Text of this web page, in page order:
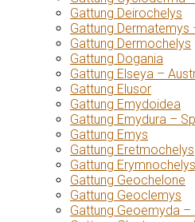
Gattung Deirochelys
Gattung
Gattung Dermochelys
Gattung Dogania
Gattung Elseya –
Gattung Elusor
Gattung Emydoidea
Gattung Emydura –
Gattung Emys
Gattung Eretmochelys
Gattung Erymnochelys
Gattung Geochelone
Gattung Geoclemys
Gattung Geoemyda